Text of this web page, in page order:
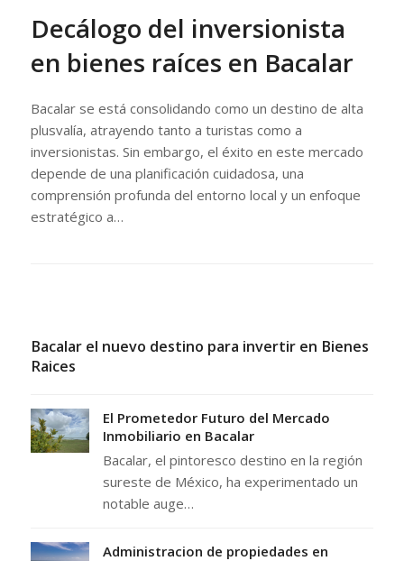
Decálogo del inversionista
en bienes raíces en Bacalar
Bacalar se está consolidando como un destino de alta
plusvalía, atrayendo tanto a turistas como a
inversionistas. Sin embargo, el éxito en este mercado
depende de una planificación cuidadosa, una
comprensión profunda del entorno local y un enfoque
estratégico a…
Bacalar el nuevo destino para invertir en Bienes
Raices
El Prometedor Futuro del Mercado
Inmobiliario en Bacalar
Bacalar, el pintoresco destino en la región
sureste de México, ha experimentado un
notable auge…
Administracion de propiedades en